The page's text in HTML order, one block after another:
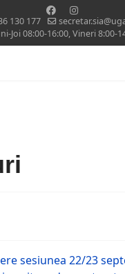
130 177
Joi 08:00-16:00, Vineri 8:00-
sesiunea 22/23